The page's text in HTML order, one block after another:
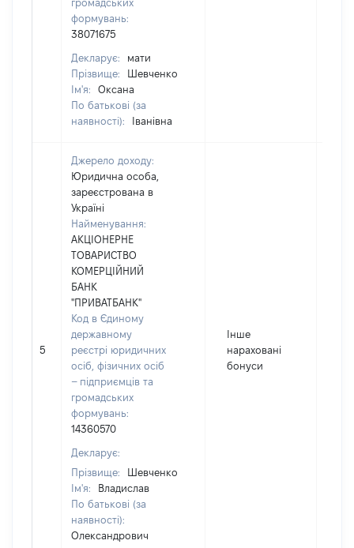
громадських
формувань:
38071675
Декларує:
мати
Прізвище:
Шевченко
Ім'я:
Оксана
По батькові (за
наявності):
Іванівна
5
Джерело доходу:
Юридична особа,
зареєстрована в
Україні
Найменування:
АКЦІОНЕРНЕ
ТОВАРИСТВО
КОМЕРЦІЙНИЙ
БАНК
"ПРИВАТБАНК"
Код в Єдиному
державному
реєстрі юридичних
осіб, фізичних осіб
– підприємців та
громадських
формувань:
14360570
Декларує:
Прізвище:
Шевченко
Ім'я:
Владислав
По батькові (за
наявності):
Олександрович
Інше
нараховані
бонуси